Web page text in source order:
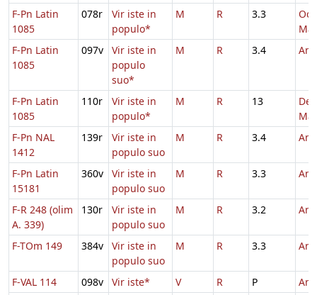
F-Pn Latin
1085
078r
Vir iste in
populo*
M R 3.3
F-Pn Latin
1085
097v
Vir iste in
populo
suo*
M R 3.4
F-Pn Latin
1085
110r
Vir iste in
populo*
M R 13
De
F-Pn NAL
1412
139r
Vir iste in
populo suo
M R 3.4
F-Pn Latin
15181
360v
Vir iste in
populo suo
M R 3.3
F-R 248 (olim
A. 339)
130r
Vir iste in
populo suo
M R 3.2
F-TOm 149 384v
Vir iste in
populo suo
M R 3.3
F-VAL 114 098v Vir iste* V R P